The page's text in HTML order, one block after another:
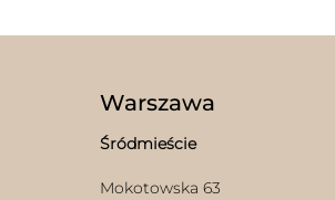
Warszawa
Śródmieście
Mokotowska 63